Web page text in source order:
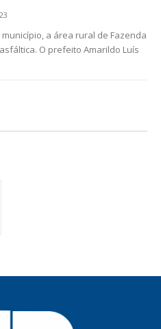
a área rural de Fazenda
O prefeito Amarildo Luís